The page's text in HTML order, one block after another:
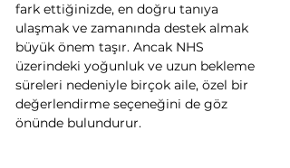
fark ettiğinizde, en doğru tanıya
ulaşmak ve zamanında destek almak
büyük önem taşır. Ancak NHS
üzerindeki yoğunluk ve uzun bekleme
süreleri nedeniyle birçok aile, özel bir
değerlendirme seçeneğini de göz
önünde bulundurur.